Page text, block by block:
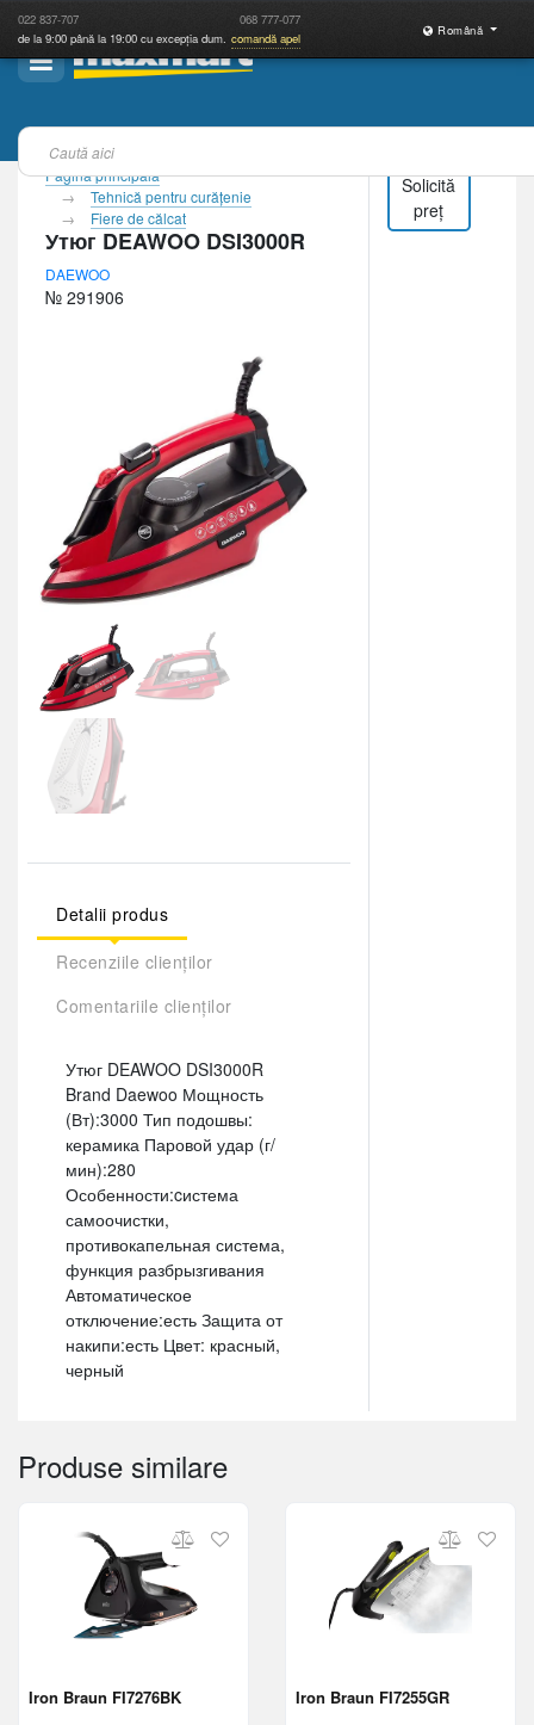
022 837-707 068 777-077
de la 9:00 până la 19:00 cu excepția dum. comandă apel
Română
Pagina principală
Tehnică pentru curăţenie
Fiere de călcat
Утюг DEAWOO DSI3000R
DAEWOO
№ 291906
Detalii produs
Recenziile clienților
Comentariile clienților
Утюг DEAWOO DSI3000R
Brand Daewoo Мощность
(Вт):3000 Тип подошвы:
керамика Паровой удар (г/
мин):280
Особенности:cистема
самоочистки,
противокапельная система,
функция разбрызгивания
Автоматическое
отключение:есть Защита от
накипи:есть Цвет: красный,
черный
Solicită
preț
Produse similare
Iron Braun FI7276BK Iron Braun FI7255GR